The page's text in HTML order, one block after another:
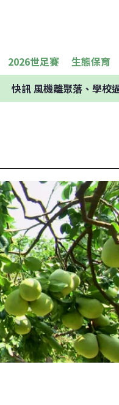
2026世足賽 生態保育
快訊風機離聚落、學校